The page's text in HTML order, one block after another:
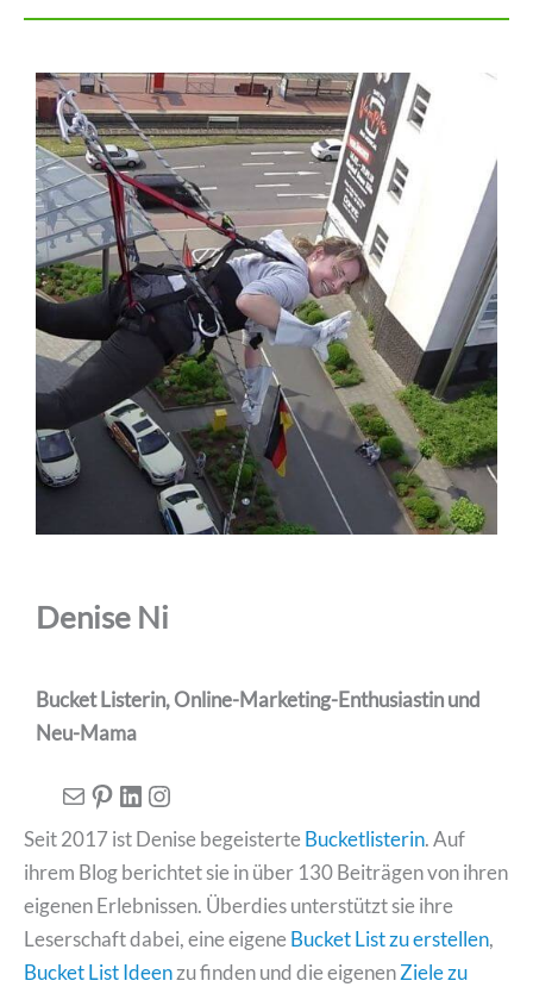
Denise Ni
Bucket Listerin, Online-Marketing-Enthusiastin und
Neu-Mama
E-MailPinterest
LinkedIn
Instagram
Seit 2017 ist Denise begeisterteBucketlisterin. Auf
ihrem Blog berichtet sie in über 130 Beiträgen von ihren
eigenen Erlebnissen. Überdies unterstützt sie ihre
Leserschaft dabei, eine eigeneBucket List zu erstellen,
Bucket List Ideenzu finden und die eigenenZiele zu